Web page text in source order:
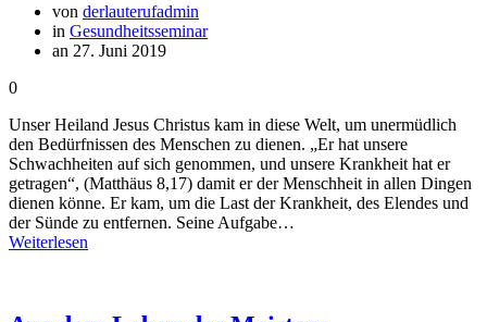
von derlauterufadmin
in Gesundheitsseminar
an 27. Juni 2019
0
Unser Heiland Jesus Christus kam in diese Welt, um unermüdlich
den Bedürfnissen des Menschen zu dienen. „Er hat unsere
Schwachheiten auf sich genommen, und unsere Krankheit hat er
getragen“, (Matthäus 8,17) damit er der Menschheit in allen Dingen
dienen könne. Er kam, um die Last der Krankheit, des Elendes und
der Sünde zu entfernen. Seine Aufgabe…
Weiterlesen